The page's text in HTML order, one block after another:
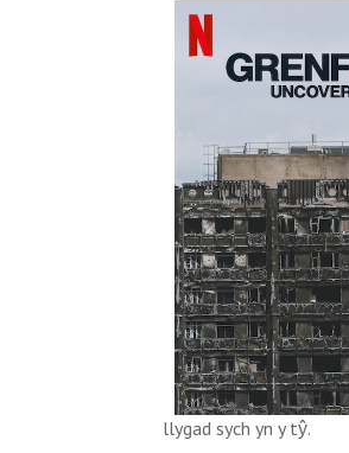
llygad sych yn y tŷ.